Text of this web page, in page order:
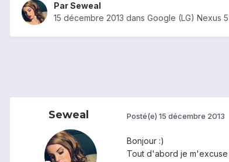
ParSeweal
15 décembre 2013 dans Google (LG) Nexus
Seweal Posté(e) 15 décembre 2013
Bonjour :)
Tout d'abord je